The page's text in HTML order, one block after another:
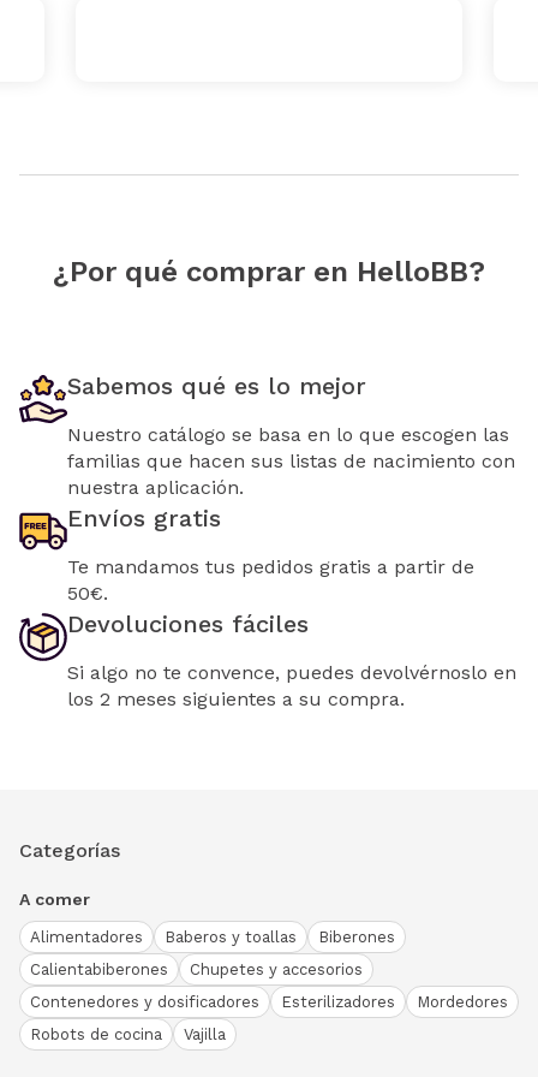
¿Por qué comprar en HelloBB?
Sabemos qué es lo mejor
Nuestro catálogo se basa en lo que escogen las
familias que hacen sus listas de nacimiento con
nuestra aplicación.
Envíos gratis
Te mandamos tus pedidos gratis a partir de
50€.
Devoluciones fáciles
Si algo no te convence, puedes devolvérnoslo en
los 2 meses siguientes a su compra.
Categorías
A comer
Alimentadores Baberos y toallas
Biberones
Calientabiberones
Chupetes y accesorios
Contenedores y dosificadores
Esterilizadores
Mordedores
Robots de cocina
Vajilla